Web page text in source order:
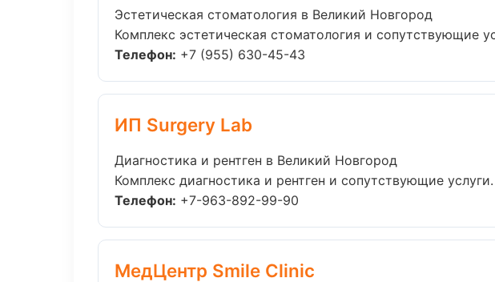
Эстетическая стоматология в Великий Новгород
Комплекс эстетическая стоматология и сопутствующие
Телефон: +7 (955) 630-45-43
ИП Surgery Lab
Диагностика и рентген в Великий Новгород
Комплекс диагностика и рентген и сопутствующие
Телефон: +7-963-892-99-90
МедЦентр Smile Clinic